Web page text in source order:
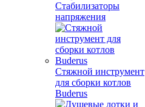
Стабилизаторы
напряжения
Стяжной инструмент
для сборки котлов
Buderus